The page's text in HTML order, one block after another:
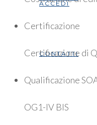
ACCEDI
CONTATTI
Certificazione
Certificazione di
Qualificazione
OG1-IV BIS